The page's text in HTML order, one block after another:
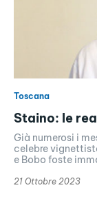
Toscana
Staino: le
Già numerosi i
celebre
e Bobo foste
21 Ottobre 2023